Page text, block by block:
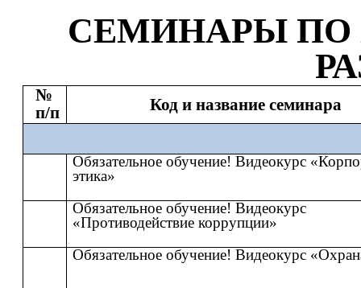
СЕМИНАРЫ ​​ ПО​​
№
п/п
Код и название семинара
Обязательное обучение! Видеокурс
этика»
Обязательное обучение! Видеокурс
«Противодействие коррупции»
Обязательное обучение! Видеокурс